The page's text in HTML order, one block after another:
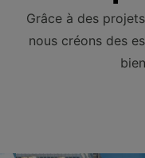
Grâce à des
nous créons des